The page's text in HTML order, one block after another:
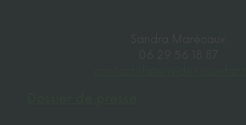
Sandra Marécaux